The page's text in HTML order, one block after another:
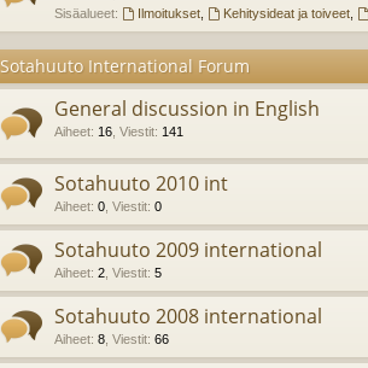
Sisäalueet:
Ilmoitukset, Kehitysideat ja toiveet,
Sotahuuto International Forum
General discussion in English
Aiheet: 16 Viestit: 141
Sotahuuto 2010 int
Aiheet: 0 Viestit: 0
Sotahuuto 2009 international
Aiheet: 2 Viestit: 5
Sotahuuto 2008 international
Aiheet: 8 Viestit: 66